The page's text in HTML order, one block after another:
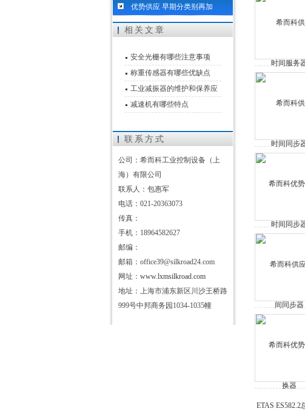
优势供应 早期分类别再加
相关文章
安全光栅有哪些注意事项
称重传感器有哪些优缺点
工业减振器的维护和保养应
该怎么做
减速机有哪些特点
联系方式
公司：希而科工业控制设备（上
海）有限公司
联系人：包惠军
电话：021-20363073
传真：
手机：18964582627
邮编：
邮箱：office39@silkroad24.com
网址： www.lxmsilkroad.com
地址：上海市浦东新区川沙王桥路
999号中邦商务园1034-1035幢